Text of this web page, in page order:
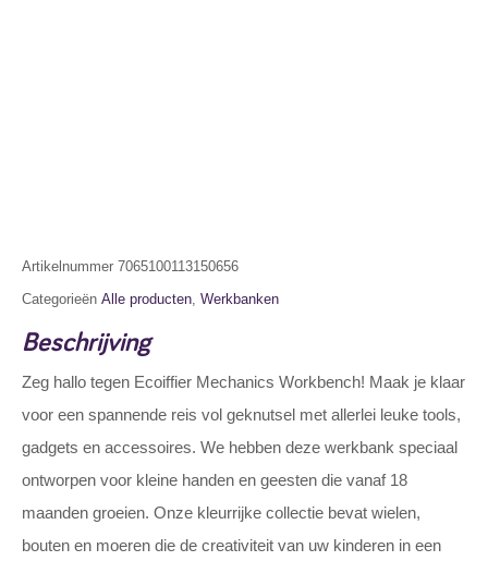
Artikelnummer 7065100113150656
Categorieën Alle producten, Werkbanken
Beschrijving
Zeg hallo tegen Ecoiffier Mechanics Workbench! Maak je klaar
voor een spannende reis vol geknutsel met allerlei leuke tools,
gadgets en accessoires. We hebben deze werkbank speciaal
ontworpen voor kleine handen en geesten die vanaf 18
maanden groeien. Onze kleurrijke collectie bevat wielen,
bouten en moeren die de creativiteit van uw kinderen in een